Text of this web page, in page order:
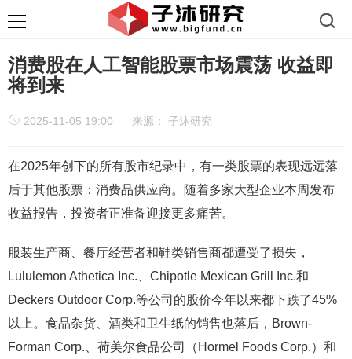
消费股在人工智能股票市场震荡 收益即
将到来
2025-11-05 19:00 来源： 子沐研究
在2025年创下的所有股市纪录中，有一类股票的表现远远落
后于其他股票：消费品供应商。随着多家大型企业本周发布
收益报告，投资者正准备迎接更多痛苦。
服装生产商、餐厅经营者和鞋类销售商都遭受了损失，
Lululemon Athetica Inc.、Chipotle Mexican Grill Inc.和
Deckers Outdoor Corp.等公司的股价今年以来都下跌了45%
以上。食品杂货、酒类和卫生纸的销售也落后，Brown-
Forman Corp.、荷美尔食品公司（Hormel Foods Corp.）和